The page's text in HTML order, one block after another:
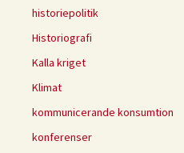
historiepolitik
Historiografi
Kalla kriget
Klimat
kommunicerande konsumtion
konferenser